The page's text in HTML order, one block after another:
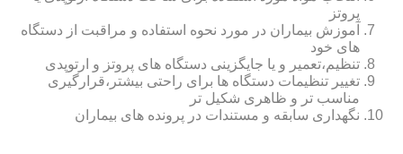
پروتز
آموزش بیماران در مورد نحوه استفاده و مراقبت از دستگاه
های خود
تنظیم،تعمیر و یا جایگزینی دستگاه های پروتز و ارتوپدی
تغییر تنظیمات دستگاه ها برای راحتی بیشتر،قرارگیری
مناسب تر و ظاهری شکیل تر
نگهداری سابقه و مستندات در پرونده های بیماران